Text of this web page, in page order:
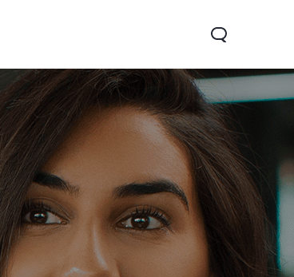
Y31 5G nuevo